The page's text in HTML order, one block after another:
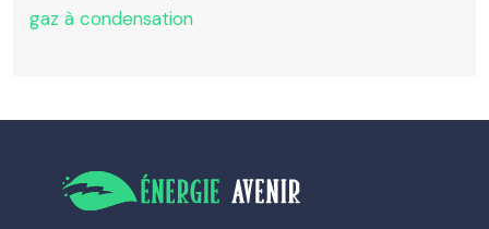
gaz à condensation